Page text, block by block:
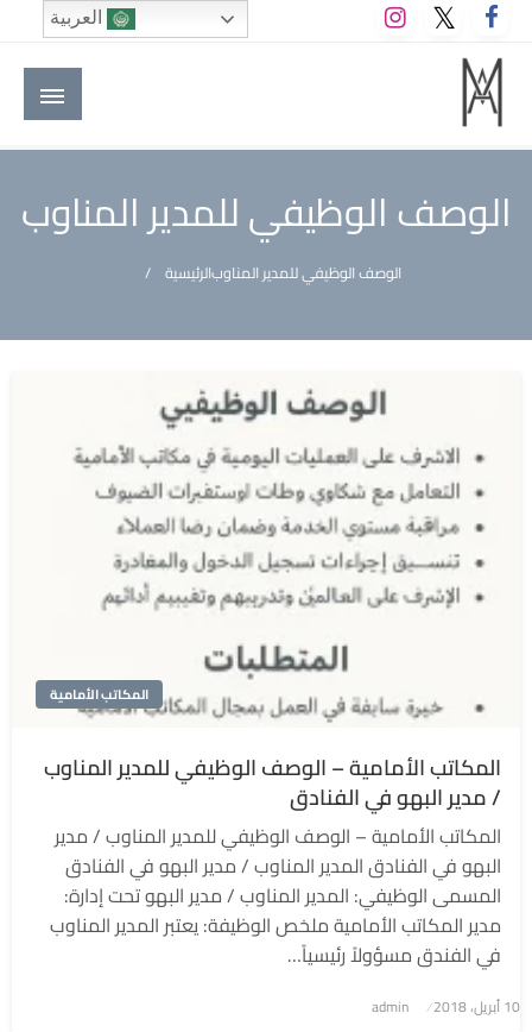
التخطي
إلى
المحتوى
M A hotels | إم ايه هوتيلز
الموقع الأول للعاملين في الفنادق في العالم العربي
الوصف الوظيفي للمدير المناوب
الرئيسيةالوصف الوظيفي للمدير المناوب
المكاتب الأمامية
المكاتب الأمامية – الوصف الوظيفي للمدير المناوب
/ مدير البهو في الفنادق
المكاتب الأمامية – الوصف الوظيفي للمدير المناوب / مدير
البهو في الفنادق المدير المناوب / مدير البهو في الفنادق
المسمى الوظيفي: المدير المناوب / مدير البهو تحت إدارة:
مدير المكاتب الأمامية ملخص الوظيفة: يعتبر المدير المناوب
في الفندق مسؤولاً رئيسياً…
نُشر
10 أبريل، 2018 admin
العربية